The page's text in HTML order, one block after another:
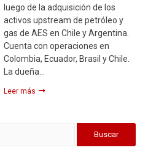
luego de la adquisición de los
activos upstream de petróleo y
gas de AES en Chile y Argentina.
Cuenta con operaciones en
Colombia, Ecuador, Brasil y Chile.
La dueña…
Leer más